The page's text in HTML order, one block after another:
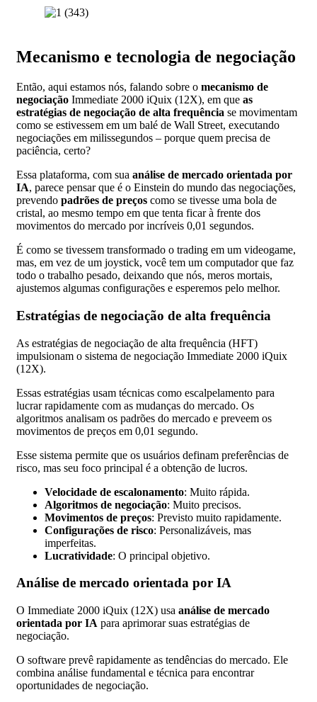
Mecanismo e tecnologia de negociação
Então, aqui estamos nós, falando sobre o mecanismo de
negociação Immediate 2000 iQuix (12X), em que as
estratégias de negociação de alta frequência se movimentam
como se estivessem em um balé de Wall Street, executando
negociações em milissegundos – porque quem precisa de
paciência, certo?
Essa plataforma, com sua análise de mercado orientada por
IA, parece pensar que é o Einstein do mundo das negociações,
prevendo padrões de preços como se tivesse uma bola de
cristal, ao mesmo tempo em que tenta ficar à frente dos
movimentos do mercado por incríveis 0,01 segundos.
É como se tivessem transformado o trading em um videogame,
mas, em vez de um joystick, você tem um computador que faz
todo o trabalho pesado, deixando que nós, meros mortais,
ajustemos algumas configurações e esperemos pelo melhor.
Estratégias de negociação de alta frequência
As estratégias de negociação de alta frequência (HFT)
impulsionam o sistema de negociação Immediate 2000 iQuix
(12X).
Essas estratégias usam técnicas como escalpelamento para
lucrar rapidamente com as mudanças do mercado. Os
algoritmos analisam os padrões do mercado e preveem os
movimentos de preços em 0,01 segundo.
Esse sistema permite que os usuários definam preferências de
risco, mas seu foco principal é a obtenção de lucros.
Velocidade de escalonamento: Muito rápida.
Algoritmos de negociação: Muito precisos.
Movimentos de preços: Previsto muito rapidamente.
Configurações de risco: Personalizáveis, mas
imperfeitas.
Lucratividade: O principal objetivo.
Análise de mercado orientada por IA
O Immediate 2000 iQuix (12X) usa análise de mercado
orientada por IA para aprimorar suas estratégias de
negociação.
O software prevê rapidamente as tendências do mercado. Ele
combina análise fundamental e técnica para encontrar
oportunidades de negociação.